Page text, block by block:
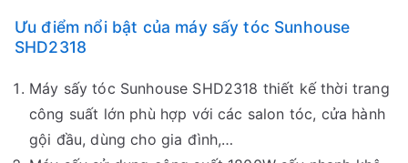
Ưu điểm nổi bật của máy sấy tóc Sunhouse
SHD2318
Máy sấy tóc Sunhouse SHD2318 thiết kế thời trang
công suất lớn phù hợp với các salon tóc, cửa hành
gội đầu, dùng cho gia đình,…